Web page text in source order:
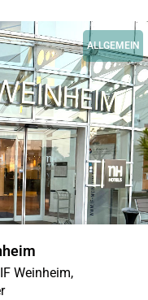
ALLGEMEIN
Weinheim,